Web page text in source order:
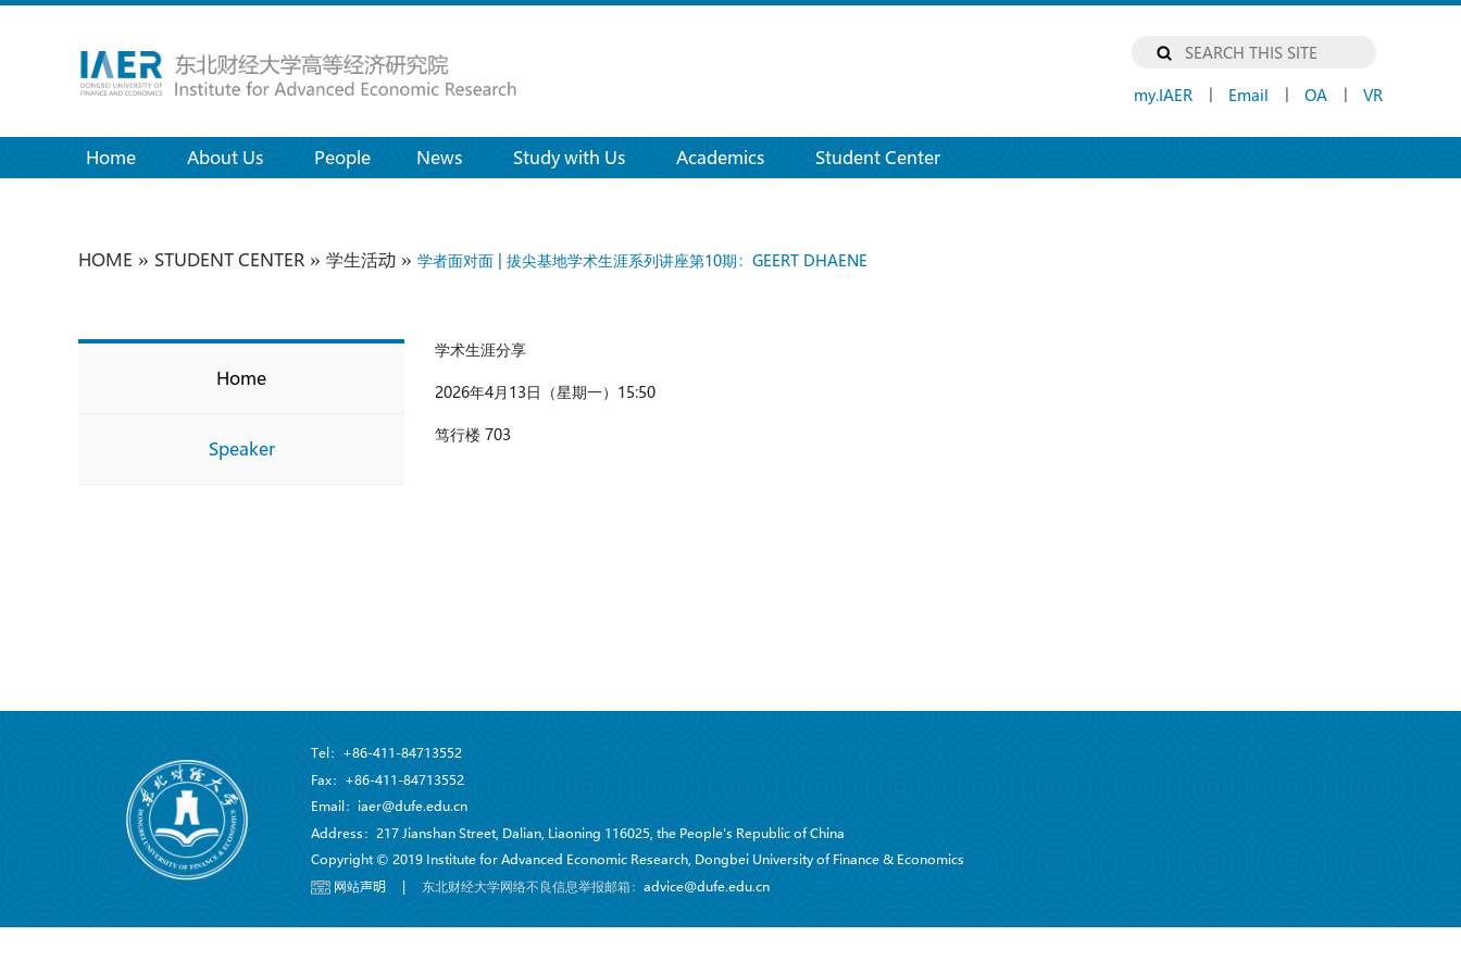
my.IAER | Email | OA | VR
Home (current)About Us People News Study with Us Academics Student Center
HOME » STUDENT CENTER » 学生活动 » 学者面对面 | 拔尖基地学术生涯系列讲座第10期：GEERT DHAENE
Home
Speaker
学术生涯分享
2026年4月 13日（星期一） 15:50
笃行楼 703
Tel：+86-411-84713552
Fax：+86-411-84713552
Email：iaer@dufe.edu.cn
Address：217 Jianshan Street, Dalian, Liaoning 116025, the People's Republic of China
Copyright © 2019 Institute for Advanced Economic Research, Dongbei University of Finance & Economics
网站声明
| 东北财经大学网络不良信息举报邮箱： advice@dufe.edu.cn